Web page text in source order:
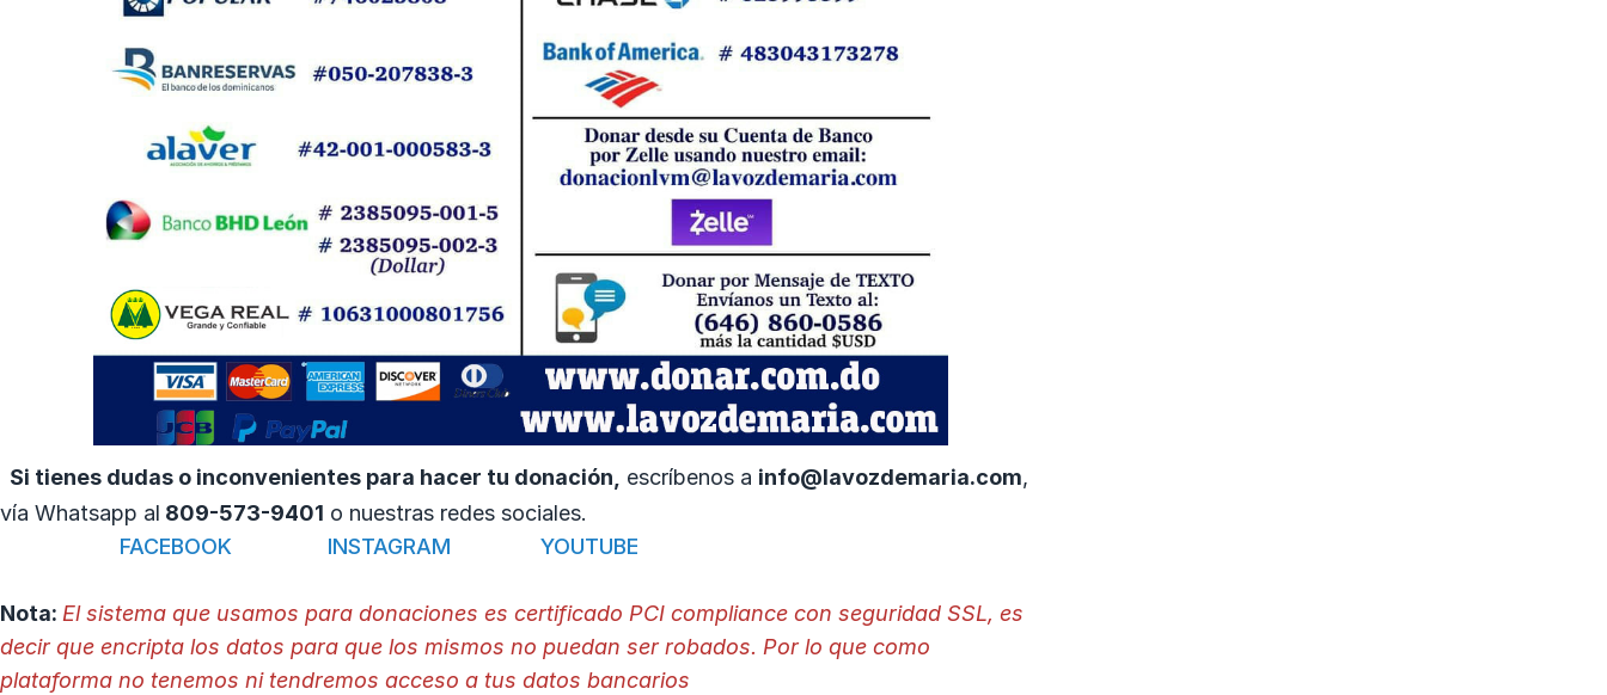
Si tienes dudas o inconvenientes para hacer tu donación, escríbenos a info@lavozdemaria.com,
vía Whatsapp al 809-573-9401 o nuestras redes sociales.
FACEBOOK
INSTAGRAM YOUTUBE
Nota: El sistema que usamos para donaciones es certificado PCI compliance con seguridad SSL, es
decir que encripta los datos para que los mismos no puedan ser robados. Por lo que como
plataforma no tenemos ni tendremos acceso a tus datos bancarios